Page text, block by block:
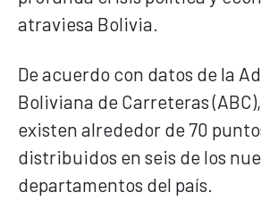
atraviesa Bolivia.
De acuerdo con datos de la
Boliviana de Carreteras
existen alrededor de 70
distribuidos en seis de los
departamentos del país.